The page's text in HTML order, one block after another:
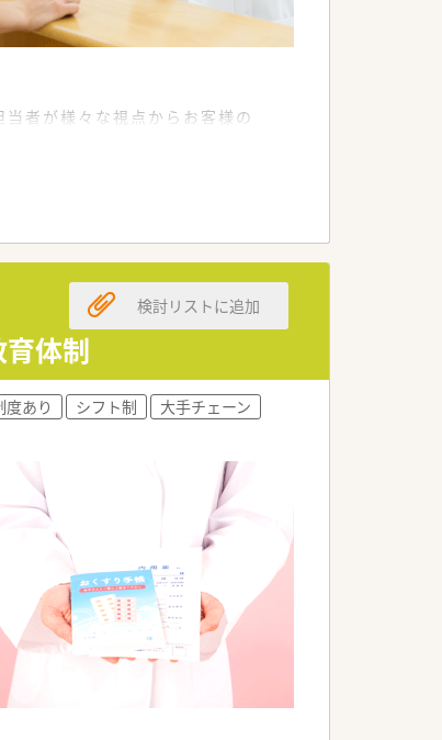
当者が様々な視点からお客様の
る対人業務に注力しておりま
スキルが落ちる心配もありま
♪
キュラムがあります。
体制
検討リストに追加
度あり シフト制
大手チェーン